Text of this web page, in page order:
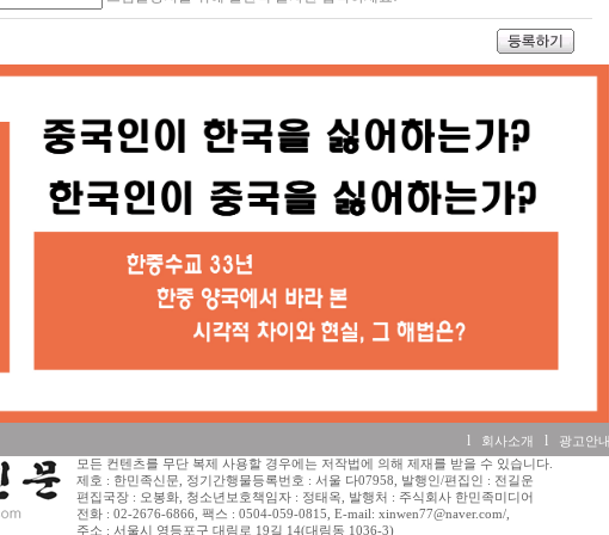
l 회사소개 l 광고안내
모든 컨텐츠를 무단 복제 사용할 경우에는 저작법에 의해 제재를 받을 수 있습니다.
제호 : 한민족신문, 정기간행물등록번호 : 서울 다07958, 발행인/편집인 : 전길운
편집국장 : 오봉화, 청소년보호책임자 : 정태옥, 발행처 : 주식회사 한민족미디어
전화 : 02-2676-6866, 팩스 : 0504-059-0815, E-mail: xinwen77@naver.com/,
주소 : 서울시 영등포구 대림로 19길 14(대림동 1036-3)